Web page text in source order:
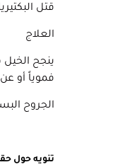
قتل
العلاج
ينجح الخيل
فموياً أو
الجروح
تنويه حول